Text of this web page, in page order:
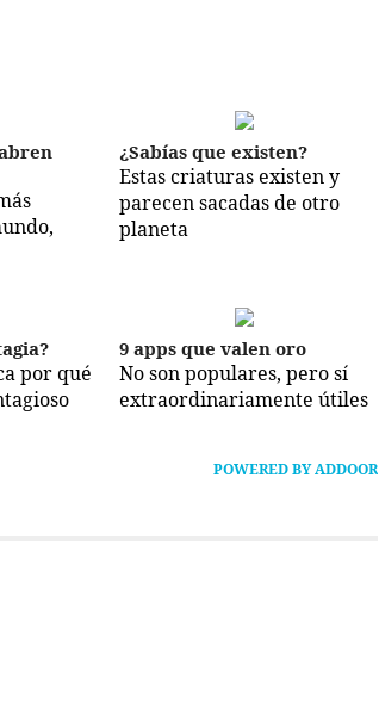
¿Sabías que existen?
Estas criaturas existen y
parecen sacadas de otro
planeta
por qué
9 apps que valen oro
No son populares, pero sí
extraordinariamente útiles
POWERED BY ADDOOR